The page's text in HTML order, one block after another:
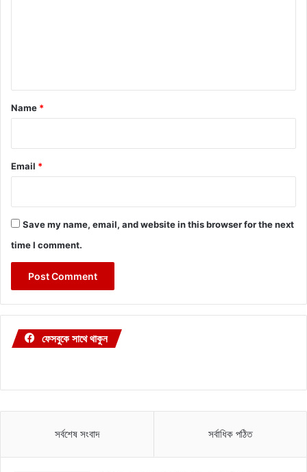
*
Name *
Email *
Save my name, email, and website in this browser for the next
time I comment.
ফেসবুকে সাথে থাকুন
সর্বশেষ সংবাদ সর্বাধিক পঠিত